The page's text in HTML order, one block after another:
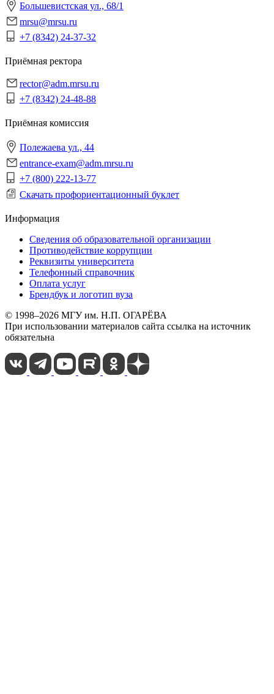
Большевистская ул., 68/1
mrsu@mrsu.ru
+7 (8342) 24-37-32
Приёмная ректора
rector@adm.mrsu.ru
+7 (8342) 24-48-88
Приёмная комиссия
Полежаева ул., 44
entrance-exam@adm.mrsu.ru
+7 (800) 222-13-77
Скачать профориентационный буклет
Информация
Сведения об образовательной организации
Противодействие коррупции
Реквизиты университета
Телефонный справочник
Оплата услуг
Брендбук и логотип вуза
© 1998–2026 МГУ им. Н.П. ОГАРЁВА
При использовании материалов сайта ссылка на источник
обязательна